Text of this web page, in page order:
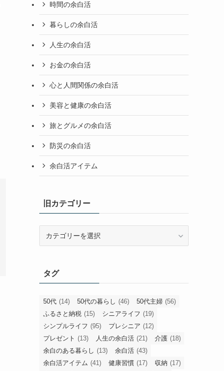
時間の余白活
暮らしの余白活
人生の余白活
お金の余白活
心と人間関係の余白活
美容と健康の余白活
旅とグルメの余白活
防災の余白活
余白活アイテム
旧カテゴリー
リ
ー
タグ
50代 (14) 50代の暮らし (46) 50代主婦 (56)
ふるさと納税 (15) シニアライフ (19)
シンプルライフ (95) プレシニア (12)
プレゼント (13) 人生の余白活 (21) 介護 (18)
余白のある暮らし (13) 余白活 (43)
余白活アイテム (41) 健康習慣 (17) 収納 (17)